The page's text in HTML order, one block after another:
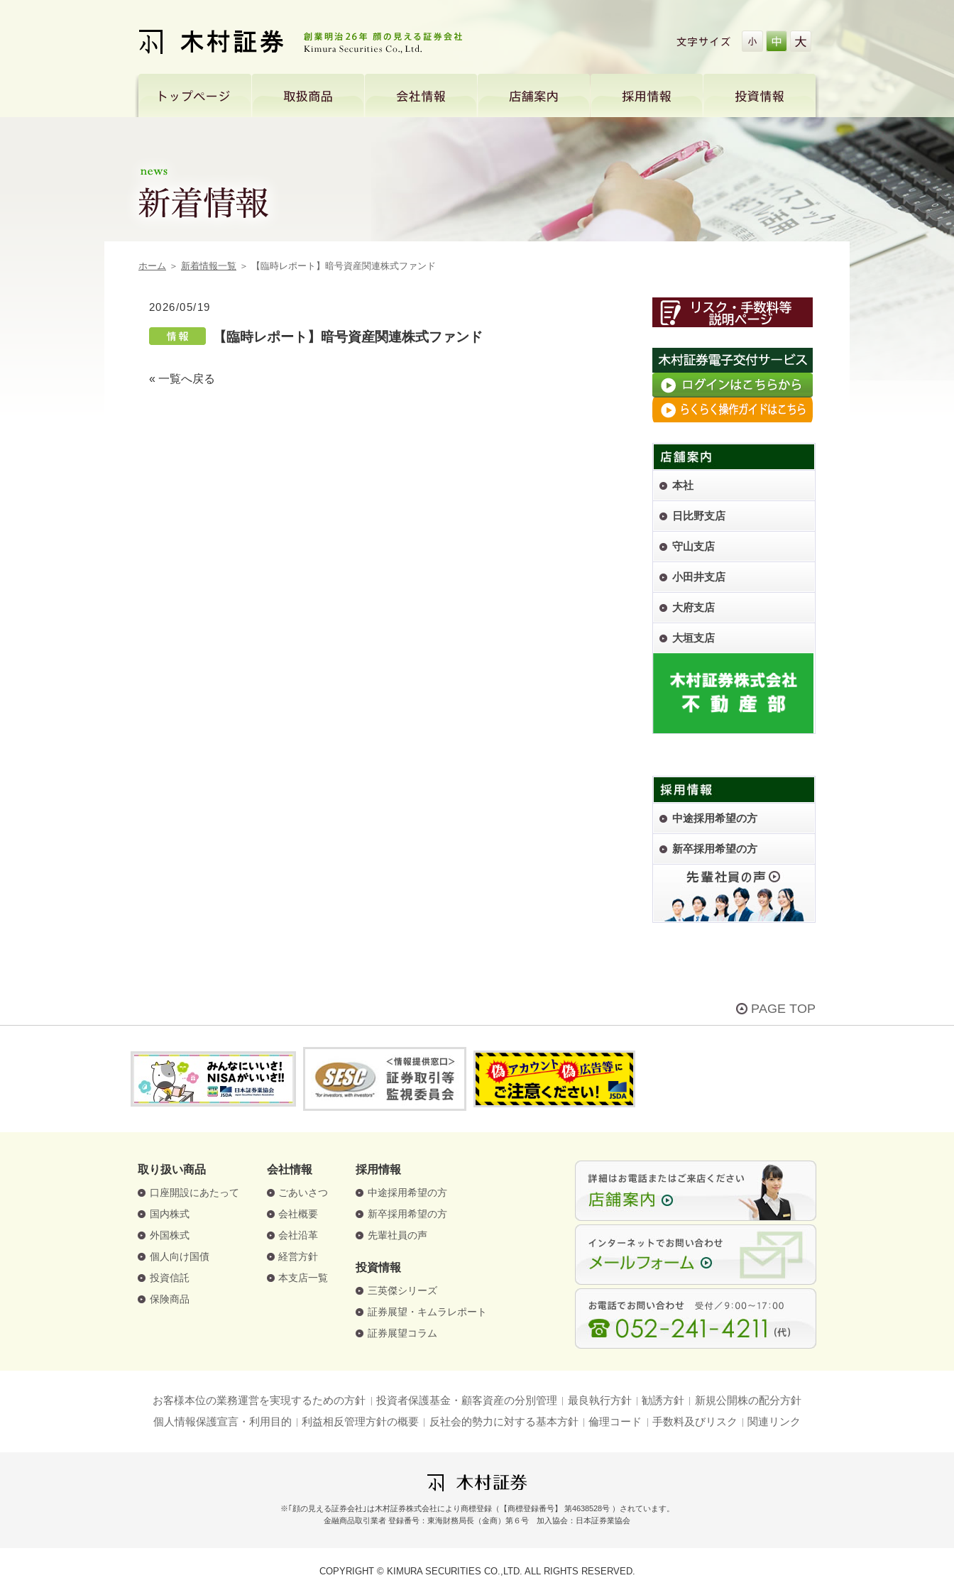
ホーム ＞ 新着情報一覧 ＞ 【臨時レポート】暗号資産関連株式ファンド
2026/05/19
【臨時レポート】暗号資産関連株式ファンド
« 一覧へ戻る
本社
日比野支店
守山支店
小田井支店
大府支店
大垣支店
中途採用希望の方
新卒採用希望の方
PAGE TOP
取り扱い商品
口座開設にあたって
国内株式
外国株式
個人向け国債
投資信託
保険商品
会社情報
ごあいさつ
会社概要
会社沿革
経営方針
本支店一覧
採用情報
中途採用希望の方
新卒採用希望の方
先輩社員の声
投資情報
三英傑シリーズ
証券展望・キムラレポート
証券展望コラム
お客様本位の業務運営を実現するための方針 投資者保護基金・顧客資産の分別管理 最良執行方針 勧誘方針
新規公開株の配分方針
個人情報保護宣言・利用目的
利益相反管理方針の概要 反社会的勢力に対する基本方針 倫理コード 手数料及びリスク 関連リンク
※｢顔の見える証券会社｣は木村証券株式会社により商標登録（【商標登録番号】 第4638528号 ）されています。
金融商品取引業者 登録番号：東海財務局長（金商）第６号 加入協会：日本証券業協会
COPYRIGHT © KIMURA SECURITIES CO.,LTD. ALL RIGHTS RESERVED.